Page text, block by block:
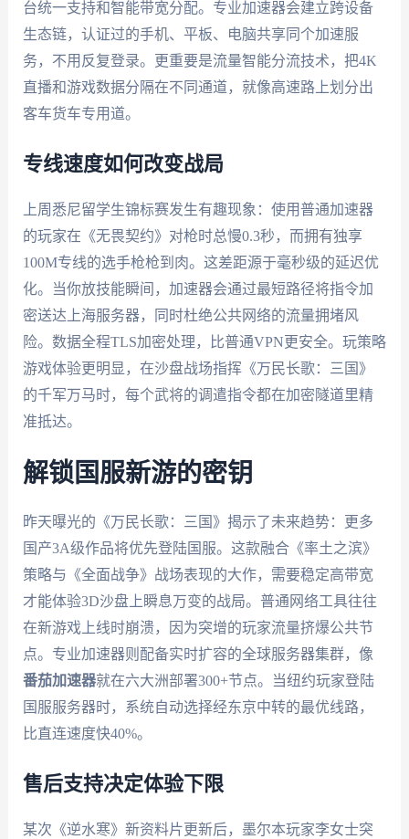
台统一支持和智能带宽分配。专业加速器会建立跨设备
生态链，认证过的手机、平板、电脑共享同个加速服
务，不用反复登录。更重要是流量智能分流技术，把4K
直播和游戏数据分隔在不同通道，就像高速路上划分出
客车货车专用道。
专线速度如何改变战局
上周悉尼留学生锦标赛发生有趣现象：使用普通加速器
的玩家在《无畏契约》对枪时总慢0.3秒，而拥有独享
100M专线的选手枪枪到肉。这差距源于毫秒级的延迟优
化。当你放技能瞬间，加速器会通过最短路径将指令加
密送达上海服务器，同时杜绝公共网络的流量拥堵风
险。数据全程TLS加密处理，比普通VPN更安全。玩策略
游戏体验更明显，在沙盘战场指挥《万民长歌：三国》
的千军万马时，每个武将的调遣指令都在加密隧道里精
准抵达。
解锁国服新游的密钥
昨天曝光的《万民长歌：三国》揭示了未来趋势：更多
国产3A级作品将优先登陆国服。这款融合《率土之滨》
策略与《全面战争》战场表现的大作，需要稳定高带宽
才能体验3D沙盘上瞬息万变的战局。普通网络工具往往
在新游戏上线时崩溃，因为突增的玩家流量挤爆公共节
点。专业加速器则配备实时扩容的全球服务器集群，像
番茄加速器就在六大洲部署300+节点。当纽约玩家登陆
国服服务器时，系统自动选择经东京中转的最优线路，
比直连速度快40%。
售后支持决定体验下限
某次《逆水寒》新资料片更新后，墨尔本玩家李女士突